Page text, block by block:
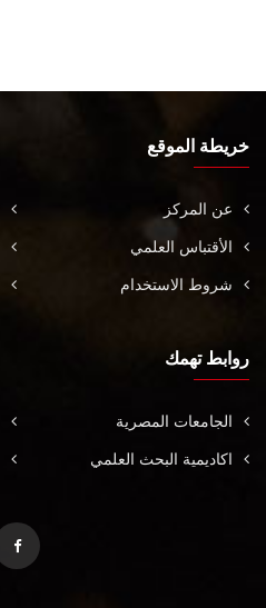
خريطة الموقع
عن المركز
الأقتباس العلمي
شروط الاستخدام
روابط تهمك
الجامعات المصرية
اكاديمية البحث العلمي